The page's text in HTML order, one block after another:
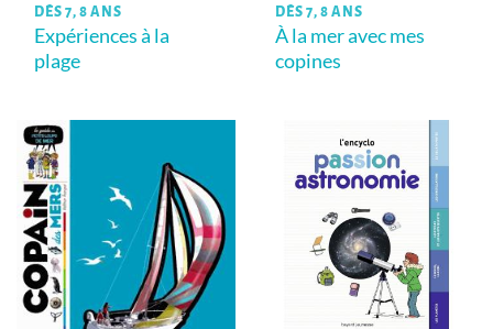
DÈS 7, 8 ANS
Expériences à la
plage
DÈS 7, 8 ANS
À la mer avec mes
copines